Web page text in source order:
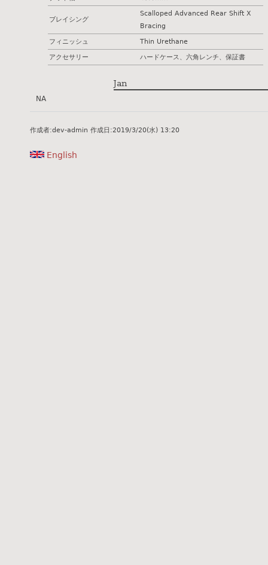
ブレイシング
Scalloped Advanced Rear Shift X
Bracing
フィニッシュ
Thin Urethane
アクセサリー
ハードケース、六角レンチ、保証書
Jan
NA
作成者:dev-admin 作成日:2019/3/20(水) 13:20
English